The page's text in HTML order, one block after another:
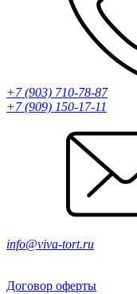
+7 (903) 710-78-87
+7 (909) 150-17-11
info@viva-tort.ru
Договор оферты